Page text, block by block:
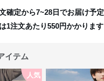
確定から7~28日でお届け予定
1注文あたり550円かかります
イテム
人気